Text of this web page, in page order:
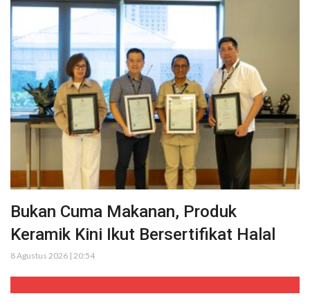
Bukan Cuma Makanan, Produk
Keramik Kini Ikut Bersertifikat Halal
8 Agustus 2026 | 20:54